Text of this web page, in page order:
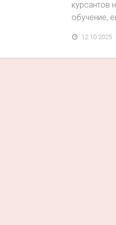
курсантов
обучение,
12.10.2025